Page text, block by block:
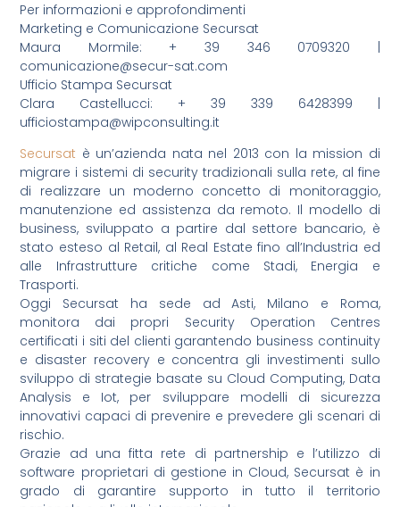
Per informazioni e approfondimenti
Marketing e Comunicazione Secursat
Maura Mormile: + 39 346 0709320 |
comunicazione@secur-sat.com
Ufficio Stampa Secursat
Clara Castellucci: + 39 339 6428399 |
ufficiostampa@wipconsulting.it
Secursat è un’azienda nata nel 2013 con la mission di
migrare i sistemi di security tradizionali sulla rete, al fine
di realizzare un moderno concetto di monitoraggio,
manutenzione ed assistenza da remoto. Il modello di
business, sviluppato a partire dal settore bancario, è
stato esteso al Retail, al Real Estate fino all’Industria ed
alle Infrastrutture critiche come Stadi, Energia e
Trasporti.
Oggi Secursat ha sede ad Asti, Milano e Roma,
monitora dai propri Security Operation Centres
certificati i siti del clienti garantendo business continuity
e disaster recovery e concentra gli investimenti sullo
sviluppo di strategie basate su Cloud Computing, Data
Analysis e Iot, per sviluppare modelli di sicurezza
innovativi capaci di prevenire e prevedere gli scenari di
rischio.
Grazie ad una fitta rete di partnership e l’utilizzo di
software proprietari di gestione in Cloud, Secursat è in
grado di garantire supporto in tutto il territorio